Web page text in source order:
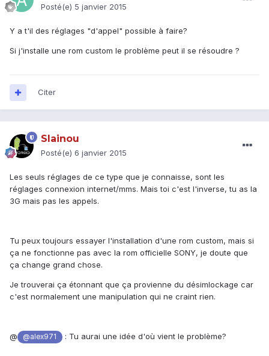
Posté(e) 5 janvier 2015
Y a t'il des réglages "d'appel" possible à faire?
Si j'installe une rom custom le problème peut il se résoudre ?
Citer
Slainou
Posté(e) 6 janvier 2015
Les seuls réglages de ce type que je connaisse, sont les
réglages connexion internet/mms. Mais toi c'est l'inverse, tu as la
3G mais pas les appels.
Tu peux toujours essayer l'installation d'une rom custom, mais si
ça ne fonctionne pas avec la rom officielle SONY, je doute que
ça change grand chose.
Je trouverai ça étonnant que ça provienne du désimlockage car
c'est normalement une manipulation qui ne craint rien.
@ @alex971 : Tu aurai une idée d'où vient le problème?